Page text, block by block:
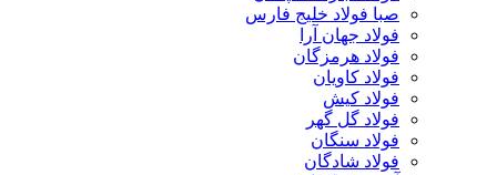
صبا فولاد خلیج فارس
فولاد جهان آرا
فولاد هرمزگان
فولاد کاویان
فولاد کیش
فولاد گل گهر
فولاد سنگان
فولاد شادگان